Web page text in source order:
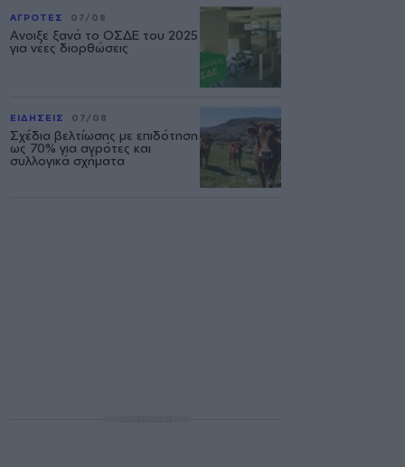
ΑΓΡΟΤΕΣ 07/08
Ανοιξε ξανά το ΟΣΔΕ του 2025
για νέες διορθώσεις
ΕΙΔΗΣΕΙΣ 07/08
Σχέδια βελτίωσης με επιδότηση
ως 70% για αγρότες και
συλλογικά σχήματα